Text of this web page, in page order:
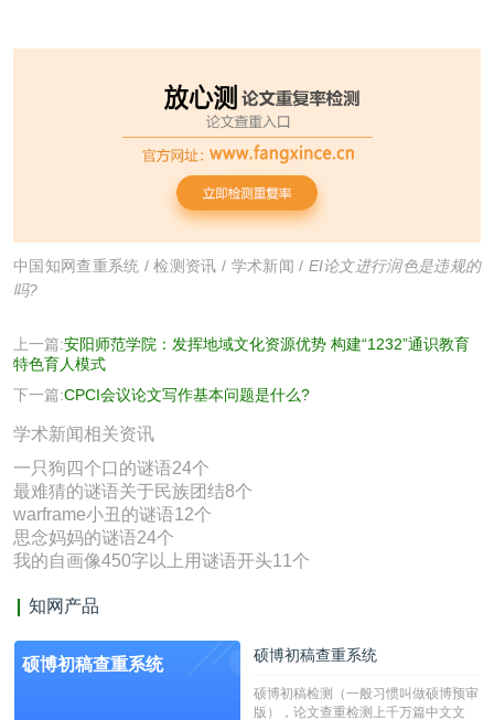
中国知网查重系统 /检测资讯 / 学术新闻 / EI论文进行润色是违规的
吗?
上一篇:安阳师范学院：发挥地域文化资源优势 构建“1232”通识教育
特色育人模式
下一篇:CPCI会议论文写作基本问题是什么?
学术新闻相关资讯
一只狗四个口的谜语24个
最难猜的谜语关于民族团结8个
warframe小丑的谜语12个
思念妈妈的谜语24个
我的自画像450字以上用谜语开头11个
知网产品
硕博初稿查重系统 硕博初稿查重系统
硕博初稿检测（一般习惯叫做硕博预审
版），论文查重检测上千万篇中文文